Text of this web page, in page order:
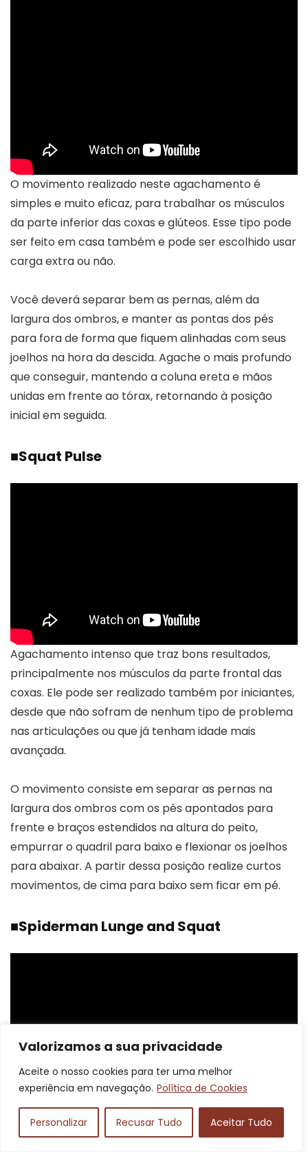
Valorizamos a sua privacidade
Aceite o nosso cookies para ter uma melhor
experiência em navegação. Política de Cookies
Personalizar Recusar Tudo Aceitar Tudo
O movimento realizado neste agachamento é
simples e muito eficaz, para trabalhar os músculos
da parte inferior das coxas e glúteos. Esse tipo pode
ser feito em casa também e pode ser escolhido usar
carga extra ou não.
Você deverá separar bem as pernas, além da
largura dos ombros, e manter as pontas dos pés
para fora de forma que fiquem alinhadas com seus
joelhos na hora da descida. Agache o mais profundo
que conseguir, mantendo a coluna ereta e mãos
unidas em frente ao tórax, retornando à posição
inicial em seguida.
■Squat Pulse
Agachamento intenso que traz bons resultados,
principalmente nos músculos da parte frontal das
coxas. Ele pode ser realizado também por iniciantes,
desde que não sofram de nenhum tipo de problema
nas articulações ou que já tenham idade mais
avançada.
O movimento consiste em separar as pernas na
largura dos ombros com os pés apontados para
frente e braços estendidos na altura do peito,
empurrar o quadril para baixo e flexionar os joelhos
para abaixar. A partir dessa posição realize curtos
movimentos, de cima para baixo sem ficar em pé.
■Spiderman Lunge and Squat
Para realizar esse tipo de agachamento de nome